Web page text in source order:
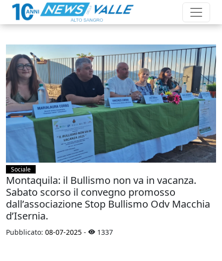
Sociale
Montaquila: il Bullismo non va in vacanza.
Sabato scorso il convegno promosso
dall’associazione Stop Bullismo Odv Macchia
d’Isernia.
Pubblicato: 08-07-2025 - 1337